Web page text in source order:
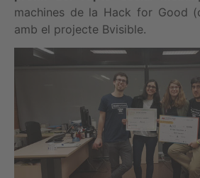
machines de la Hack for Good
amb el projecte Bvisible.